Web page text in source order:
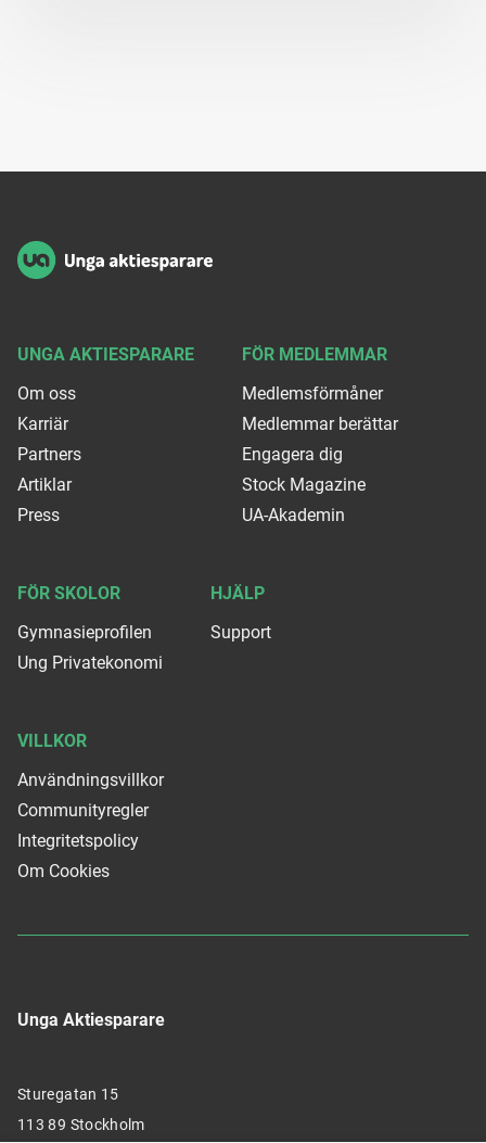
Unga Aktiesparare
Sturegatan 15
113 89 Stockholm
UNGA AKTIESPARARE
Om oss
Karriär
Partners
Artiklar
Press
FÖR MEDLEMMAR
Medlemsförmåner
Medlemmar berättar
Engagera dig
Stock Magazine
UA-Akademin
FÖR SKOLOR
Gymnasieprofilen
Ung Privatekonomi
HJÄLP
Support
VILLKOR
Användningsvillkor
Communityregler
Integritetspolicy
Om Cookies